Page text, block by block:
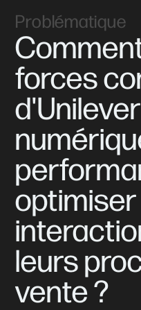
Problématique
forces
d'Unilever
optimiser
leurs
vente?